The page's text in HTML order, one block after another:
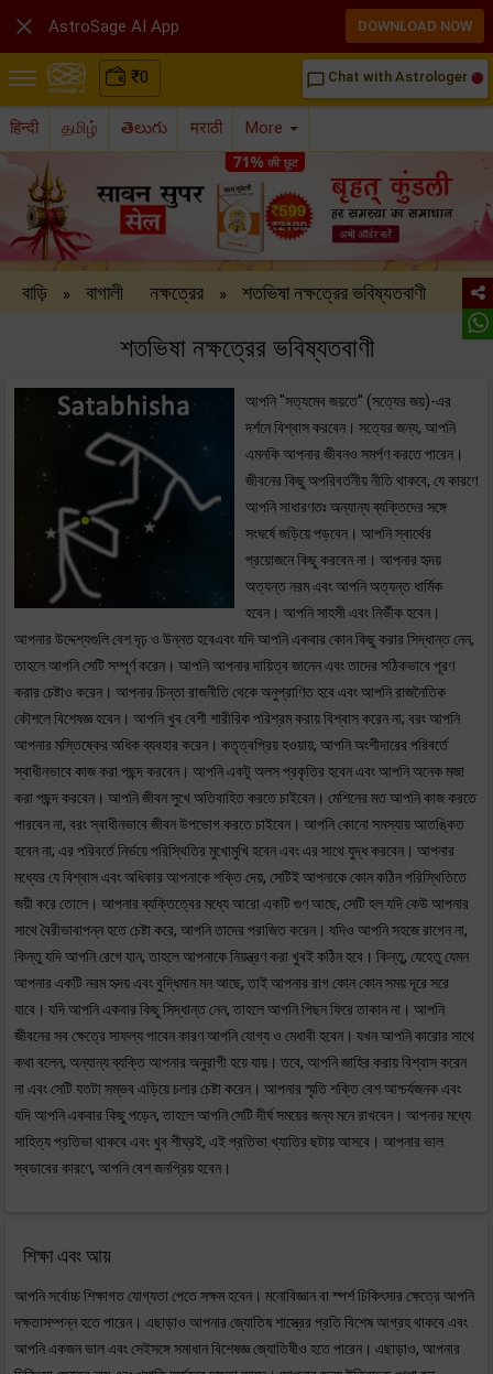
₹0 chat_bubble_outline Chat with Astrologer
हिन्दी தமிழ் తెలుగు मराठी More
বাড়ি » বাগালী নক্ষত্রের » শতভিষা নক্ষত্রের ভবিষ্যতবাণী
শতভিষা নক্ষত্রের ভবিষ্যতবাণী
আপনি "সত্যমেব জয়তে" (সত্যের জয়)-এর
দর্শনে বিশ্বাস করবেন। সত্যের জন্য, আপনি
এমনকি আপনার জীবনও সমর্পণ করতে পারেন।
জীবনের কিছু অপরিবর্তনীয় নীতি থাকবে, যে কারণে
আপনি সাধারণতঃ অন্যান্য ব্যক্তিদের সঙ্গে
সংঘর্ষে জড়িয়ে পড়বেন। আপনি স্বার্থের
প্রয়োজনে কিছু করবেন না। আপনার হৃদয়
অত্যন্ত নরম এবং আপনি অত্যন্ত ধার্মিক
হবেন। আপনি সাহসী এবং নির্ভীক হবেন।
আপনার উদ্দেশ্যগুলি বেশ দৃঢ় ও উন্নত হবেএবং যদি আপনি একবার কোন কিছু করার সিদ্ধান্ত নেন,
তাহলে আপনি সেটি সম্পূর্ণ করেন। আপনি আপনার দায়িত্ব জানেন এবং তাদের সঠিকভাবে পূরণ
করার চেষ্টাও করেন। আপনার চিন্তা রাজনীতি থেকে অনুপ্রাণিত হবে এবং আপনি রাজনৈতিক
কৌশলে বিশেষজ্ঞ হবেন। আপনি খুব বেশী শারীরিক পরিশ্রম করায় বিশ্বাস করেন না; বরং আপনি
আপনার মস্তিষ্কের অধিক ব্যবহার করেন। কতৃত্বপ্রিয় হওয়ায়, আপনি অংশীদারের পরিবর্তে
স্বাধীনভাবে কাজ করা পছন্দ করবেন। আপনি একটু অলস প্রকৃতির হবেন এবং আপনি অনেক মজা
করা পছন্দ করবেন। আপনি জীবন সুখে অতিবাহিত করতে চাইবেন। মেশিনের মত আপনি কাজ করতে
পারবেন না, বরং স্বাধীনভাবে জীবন উপভোগ করতে চাইবেন। আপনি কোনো সমস্যায় আতঙ্কিত
হবেন না; এর পরিবর্তে নির্ভয়ে পরিস্থিতির মুখোমুখি হবেন এবং এর সাথে যুদ্ধ করবেন। আপনার
মধ্যের যে বিশ্বাস এবং অধিকার আপনাকে শক্তি দেয়, সেটিই আপনাকে কোন কঠিন পরিস্থিতিতে
জয়ী করে তোলে। আপনার ব্যক্তিত্বের মধ্যে আরো একটি গুণ আছে, সেটি হল যদি কেউ আপনার
সাথে বৈরীভাবাপন্ন হতে চেষ্টা করে, আপনি তাদের পরাজিত করেন। যদিও আপনি সহজে রাগেন না,
কিন্তু যদি আপনি রেগে যান, তাহলে আপনাকে নিয়ন্ত্রণ করা খুবই কঠিন হবে। কিন্তু, যেহেতু যেমন
আপনার একটি নরম হৃদয় এবং বুদ্ধিমান মন আছে, তাই আপনার রাগ কোন কোন সময় দূরে সরে
যাবে। যদি আপনি একবার কিছু সিদ্ধান্ত নেন, তাহলে আপনি পিছন ফিরে তাকান না। আপনি
জীবনের সব ক্ষেত্রে সাফল্য পাবেন কারণ আপনি যোগ্য ও মেধাবী হবেন। যখন আপনি কারোর সাথে
কথা বলেন, অন্যান্য ব্যক্তি আপনার অনুরাগী হয়ে যায়। তবে, আপনি জাহির করায় বিশ্বাস করেন
না এবং সেটি যতটা সম্ভব এড়িয়ে চলার চেষ্টা করেন। আপনার স্মৃতি শক্তি বেশ আশ্চর্যজনক এবং
যদি আপনি একবার কিছু পড়েন, তাহলে আপনি সেটি দীর্ঘ সময়ের জন্য মনে রাখবেন। আপনার মধ্যে
সাহিত্য প্রতিভা থাকবে এবং খুব শীঘ্রই, এই প্রতিভা খ্যাতির ছটায় আসবে। আপনার ভাল
স্বভাবের কারণে, আপনি বেশ জনপ্রিয় হবেন।
শিক্ষা এবং আয়
আপনি সর্বোচ্চ শিক্ষাগত যোগ্যতা পেতে সক্ষম হবেন। মনোবিজ্ঞান বা স্পর্শ চিকিৎসার ক্ষেত্রে আপনি
দক্ষতাসম্পন্ন হতে পারেন। এছাড়াও আপনার জ্যোতিষ শাস্ত্রের প্রতি বিশেষ আগ্রহ থাকবে এবং
আপনি একজন ভাল এবং সেইসঙ্গে সমাধান বিশেষজ্ঞ জ্যোতিষীও হতে পারেন। এছাড়াও, আপনার
 AstroSage AI App DOWNLOAD NOW